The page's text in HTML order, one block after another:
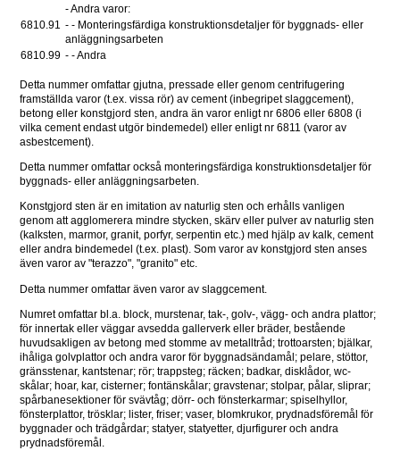
- Andra varor:
6810.91 - - Monteringsfärdiga konstruktionsdetaljer för byggnads- eller
anläggningsarbeten
6810.99 - - Andra
Detta nummer omfattar gjutna, pressade eller genom centrifugering
framställda varor (t.ex. vissa rör) av cement (inbegripet slaggcement),
betong eller konstgjord sten, andra än varor enligt nr 6806 eller 6808 (i
vilka cement endast utgör bindemedel) eller enligt nr 6811 (varor av
asbestcement).
Detta nummer omfattar också monteringsfärdiga konstruktionsdetaljer för
byggnads- eller anläggningsarbeten.
Konstgjord sten är en imitation av naturlig sten och erhålls vanligen
genom att agglomerera mindre stycken, skärv eller pulver av naturlig sten
(kalksten, marmor, granit, porfyr, serpentin etc.) med hjälp av kalk, cement
eller andra bindemedel (t.ex. plast). Som varor av konstgjord sten anses
även varor av "terazzo", "granito" etc.
Detta nummer omfattar även varor av slaggcement.
Numret omfattar bl.a. block, murstenar, tak-, golv-, vägg- och andra plattor;
för innertak eller väggar avsedda gallerverk eller bräder, bestående
huvudsakligen av betong med stomme av metalltråd; trottoarsten; bjälkar,
ihåliga golvplattor och andra varor för byggnadsändamål; pelare, stöttor,
gränsstenar, kantstenar; rör; trappsteg; räcken; badkar, disklådor, wc-
skålar; hoar, kar, cisterner; fontänskålar; gravstenar; stolpar, pålar, sliprar;
spårbanesektioner för svävtåg; dörr- och fönsterkarmar; spiselhyllor,
fönsterplattor, trösklar; lister, friser; vaser, blomkrukor, prydnadsföremål för
byggnader och trädgårdar; statyer, statyetter, djurfigurer och andra
prydnadsföremål.